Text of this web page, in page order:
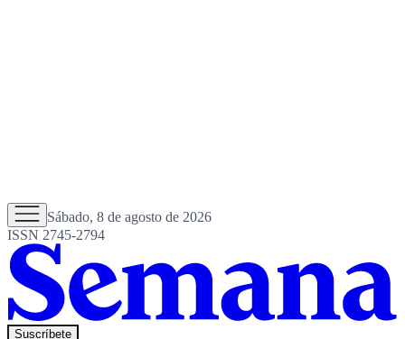
Sábado, 8 de agosto de 2026
ISSN 2745-2794
Suscríbete